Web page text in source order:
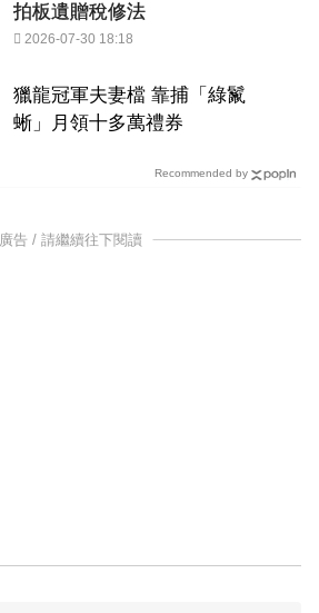
拍板遺贈稅修法
2026-07-30 18:18
獵龍冠軍夫妻檔 靠捕「綠鬣
蜥」月領十多萬禮券
Recommended by
廣告 / 請繼續往下閱讀